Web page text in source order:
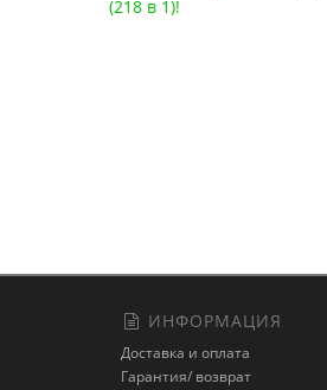
(218 в 1)!
Джойстик Sega USB
ИНФОРМАЦИЯ
Доставка и оплата
Гарантия/ возврат